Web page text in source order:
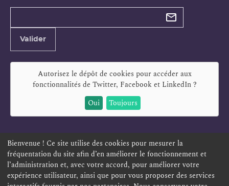
Types de
Valider
Autorisez le dépôt de cookies pour accéder aux
fonctionnalités de Twitter, Facebook et LinkedIn?
Oui
Toujours
ESPACE PERSONNEL OFFRES D'EMPLOI SIGNALEMENT
TÉLÉSERVICES PLAN DU SITE
ACCESSIBILITÉ POLITIQUE DE CONFIDENTIALITÉ
Bienvenue ! Ce site utilise des cookies pour mesurer la
fréquentation du site afin d’en améliorer le fonctionnement et
l’administration et, avec votre accord, pour améliorer votre
expérience utilisateur, ainsi que pour vous proposer des services